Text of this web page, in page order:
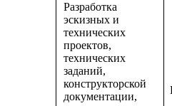
Разработка
эскизных и
технических
проектов,
технических
заданий,
конструкторской
документации,